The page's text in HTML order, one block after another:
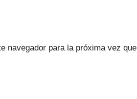
navegador para la próxima vez que